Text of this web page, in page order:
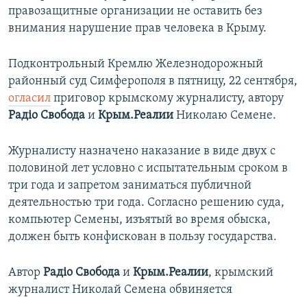
правозащитные организации не оставить без
внимания нарушение прав человека в Крыму.
Подконтрольный Кремлю Железнодорожный
районный суд Симферополя в пятницу, 22 сентября,
огласил приговор крымскому журналисту, автору
Радіо Свобода и Крым.Реалии Николаю Семене.
Журналисту назначено наказание в виде двух с
половиной лет условно с испытательным сроком в
три года и запретом заниматься публичной
деятельностью три года. Согласно решению суда,
компьютер Семены, изъятый во время обыска,
должен быть конфискован в пользу государства.
Автор Радіо Свобода и Крым.Реалии, крымский
журналист Николай Семена обвиняется